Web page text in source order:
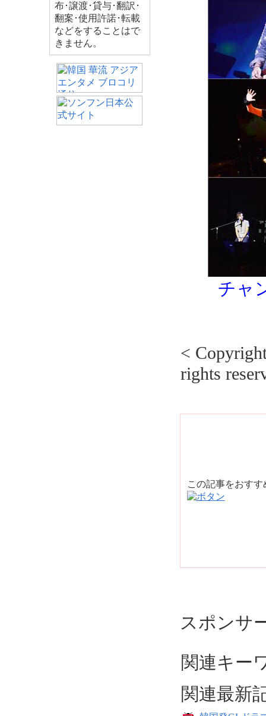
布･譲渡･貸与･翻訳･
翻案･使用許諾･転載
などをすることはで
きません。
チャ
<
rights
この記事をおす
スポンサ
関連キー
関連最新